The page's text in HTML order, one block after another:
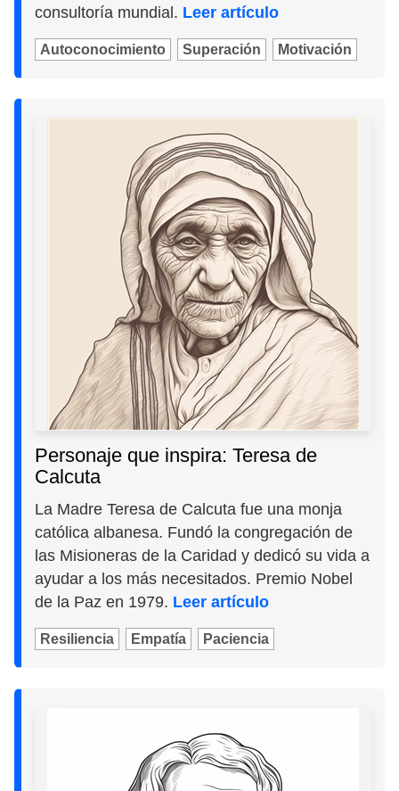
consultoría mundial. Leer artículo
Autoconocimiento Superación Motivación
Personaje que inspira: Teresa de
Calcuta
La Madre Teresa de Calcuta fue una monja
católica albanesa. Fundó la congregación de
las Misioneras de la Caridad y dedicó su vida a
ayudar a los más necesitados. Premio Nobel
de la Paz en 1979. Leer artículo
Resiliencia Empatía Paciencia